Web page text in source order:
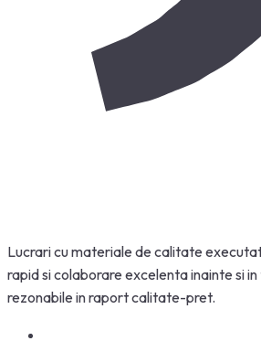
Lucrari cu materiale de calitate
rapid si colaborare excelenta inainte si
rezonabile in raport calitate-pret.